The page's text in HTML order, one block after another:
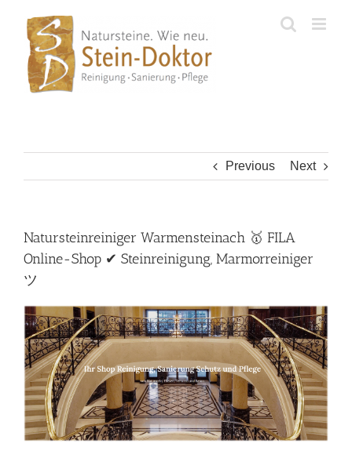
content
Previous Next
Natursteinreiniger Warmensteinach 🥇 FILA
Online-Shop ✔ Steinreinigung, Marmorreiniger
ツ